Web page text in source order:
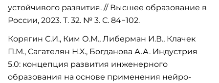
устойчивого развития. // Высшее образование в
России, 2023. Т. 32. № 3. С. 84−102.
Корягин С.И., Ким О.М., Либерман И.В., Клачек
П.М., Сагателян Н.Х., Богданова А.А. Индустрия
5.0: концепция развития инженерного
образования на основе применения нейро-